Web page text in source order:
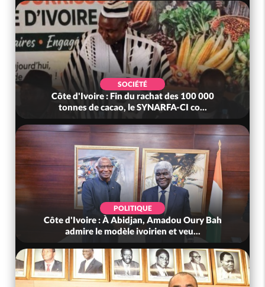
SOCIÉTÉ
Côte d'Ivoire : Fin du rachat des 100 000
tonnes de cacao, le SYNARFA-CI co...
POLITIQUE
Côte d'Ivoire : À Abidjan, Amadou Oury Bah
admire le modèle ivoirien et veu...